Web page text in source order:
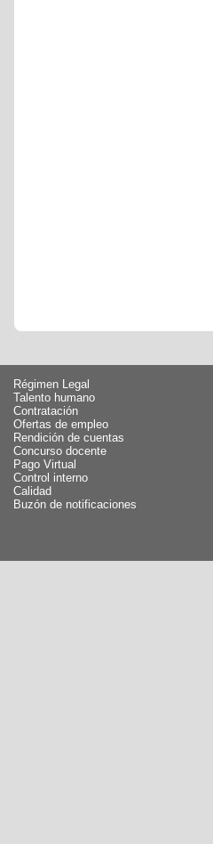
Régimen Legal
Talento humano
Contratación
Ofertas de empleo
Rendición de cuentas
Concurso docente
Pago Virtual
Control interno
Calidad
Buzón de notificaciones